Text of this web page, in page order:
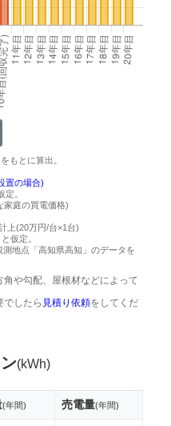
をもとに算出。
置の場合)
定。
家庭の買電価格)
上(20万円/台×1台)
と仮定。
測地点「高知県高知」のデータを
や勾配、屋根材などによって
でしたら 見積り依頼をしてくだ
(kWh)
(年間) 売電量(年間)